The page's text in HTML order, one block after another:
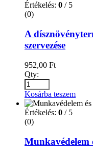
Értékelés: 0 / 5
(0)
A
szervezése
952,00 Ft
Qty:
Kosárba teszem
Értékelés: 0 / 5
(0)
Munkavédelem